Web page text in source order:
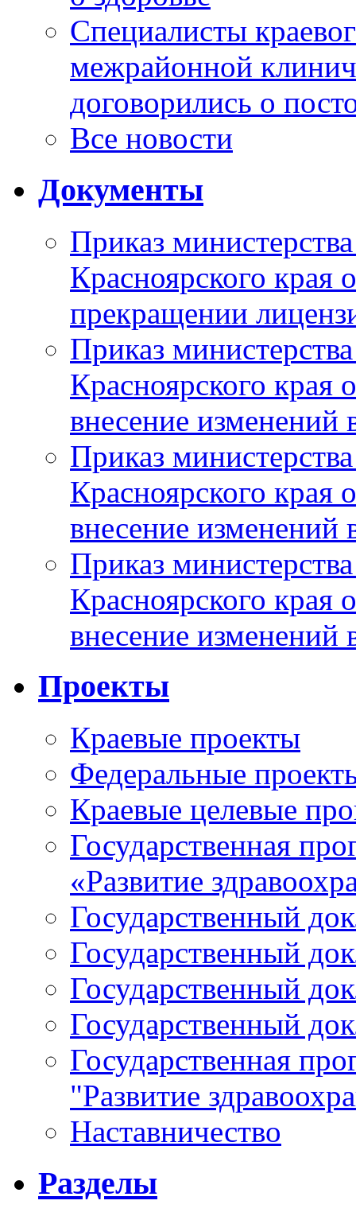
Специалисты
межрайонной
договорились о
Все новости
Документы
Приказ
Красноярского
прекращении
Приказ
Красноярского
внесение изменений
Приказ
Красноярского
внесение изменений
Приказ
Красноярского
внесение изменений
Проекты
Краевые проекты
Федеральные
Краевые целевые
Государственная
«Развитие
Государственный
Государственный
Государственный
Государственный
Государственная
"Развитие
Наставничество
Разделы